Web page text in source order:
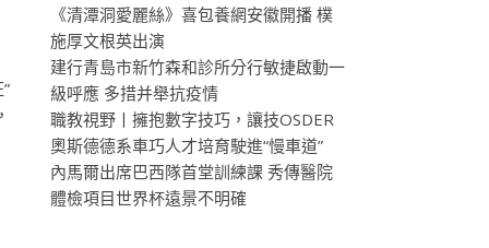
《清潭洞愛麗絲》喜包養網安徽開播 樸
施厚文根英出演
建行青島市新竹森和診所分行敏捷啟動一
級呼應 多措并舉抗疫情
職教視野丨擁抱數字技巧，讓技OSDER
奧斯德德系車巧人才培育駛進“慢車道”
內馬爾出席巴西隊首堂訓練課 秀傳醫院
體檢項目世界杯遠景不明確